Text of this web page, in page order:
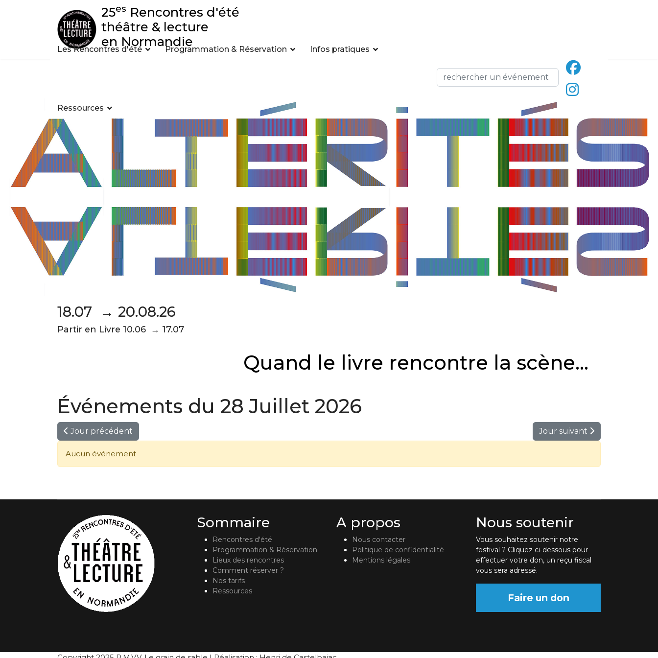
25es Rencontres d'été
théâtre & lecture
en Normandie
Les Rencontres d'été Programmation & Réservation Infos pratiques
Ressources
18.07 → 20.08.26
Partir en Livre 10.06 → 17.07
Quand le livre rencontre la scène...
Événements du 28 Juillet 2026
Jour précédent Jour suivant
Aucun événement
Sommaire
Rencontres d'été
Programmation & Réservation
Lieux des rencontres
Comment réserver ?
Nos tarifs
Ressources
A propos
Nous contacter
Politique de confidentialité
Mentions légales
Nous soutenir
Vous souhaitez soutenir notre
festival ? Cliquez ci-dessous pour
effectuer votre don, un reçu fiscal
vous sera adressé.
Faire un don